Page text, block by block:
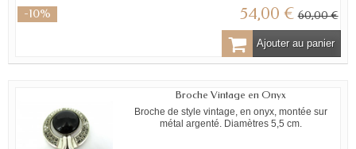
-10% 54,00 € 60,00 €
Ajouter au panier
Broche Vintage en Onyx
Broche de style vintage, en onyx, montée sur
métal argenté. Diamètres 5,5 cm.